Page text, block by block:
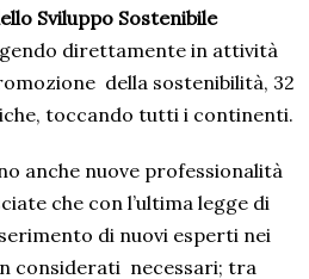
Sviluppo Sostenibile
direttamente in attività
della sostenibilità, 32
toccando tutti i continenti.
anche nuove professionalità
che con l’ultima legge di
di nuovi esperti nei
considerati necessari; tra